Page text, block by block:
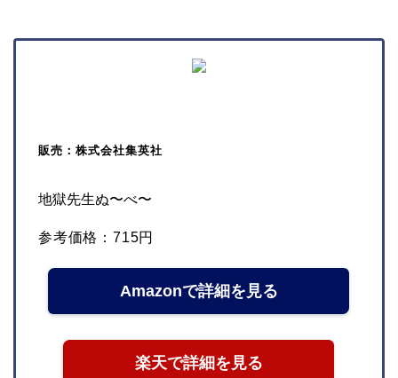
販売：株式会社集英社
地獄先生ぬ〜べ〜
参考価格：715円
Amazonで詳細を見る
楽天で詳細を見る